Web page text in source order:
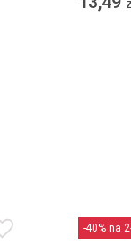
-40% na